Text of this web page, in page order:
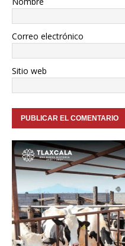
Correo electrónico
Sitio web